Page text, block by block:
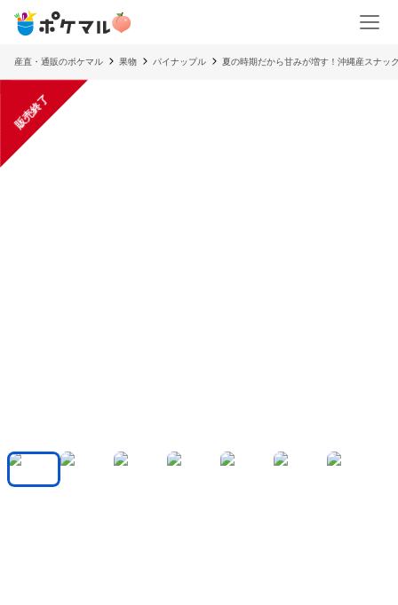
産直・通販のポケマル 果物 パイナップル 夏の時期だから甘みが増す！沖縄産スナッ
販売終了